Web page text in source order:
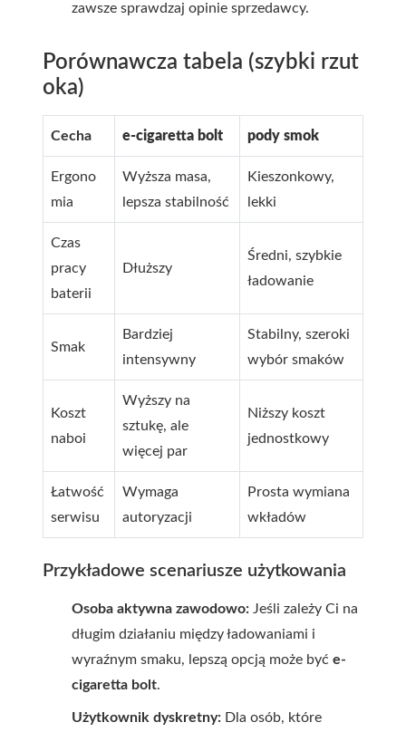
zawsze sprawdzaj opinie sprzedawcy.
Porównawcza tabela (szybki rzut
oka)
Cecha e-cigaretta bolt pody smok
Ergono
mia
Wyższa masa,
lepsza stabilność
Kieszonkowy,
lekki
Czas
pracy
baterii
Dłuższy
Średni, szybkie
ładowanie
Smak
Bardziej
intensywny
Stabilny, szeroki
wybór smaków
Koszt
naboi
Wyższy na
sztukę, ale
więcej par
Niższy koszt
jednostkowy
Łatwość
serwisu
Wymaga
autoryzacji
Prosta wymiana
wkładów
Przykładowe scenariusze użytkowania
Osoba aktywna zawodowo: Jeśli zależy Ci na
długim działaniu między ładowaniami i
wyraźnym smaku, lepszą opcją może być e-
cigaretta bolt.
Użytkownik dyskretny: Dla osób, które